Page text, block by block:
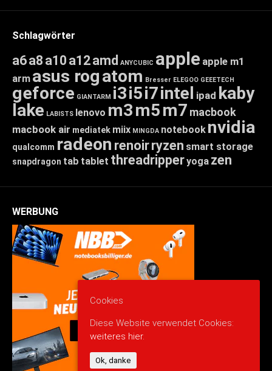
Schlagwörter
a6a8 a10 a12amd ANYCUBIC apple apple m1
arm asus rogatom Bresser ELEGOO GEEETECH
geforce GIANTARM i3i5i7intel ipad kaby
lake LABISTS lenovo m3m5m7 macbook
macbook air mediatek miix MINGDA notebook nvidia
qualcomm radeon renoirryzen smart storage
snapdragon tab tablet threadripperyoga zen
WERBUNG
Cookies
Diese Website verwendet Cookies:
weiteres hier.
Ok, danke